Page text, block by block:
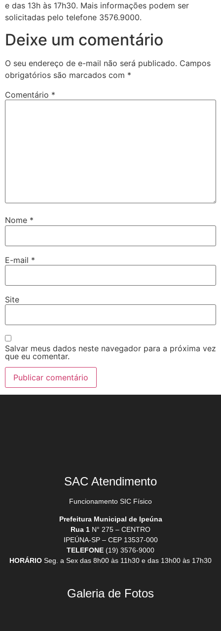
e das 13h às 17h30. Mais informações podem ser
solicitadas pelo telefone 3576.9000.
Deixe um comentário
O seu endereço de e-mail não será publicado. Campos
obrigatórios são marcados com *
Comentário *
Nome *
E-mail *
Site
Salvar meus dados neste navegador para a próxima vez
que eu comentar.
SAC Atendimento
Funcionamento SIC Físico
Prefeitura Municipal de Ipeúna
Rua 1 N° 275 – CENTRO
IPEÚNA-SP – CEP 13537-000
TELEFONE (19) 3576-9000
HORÁRIO Seg. a Sex das 8h00 às 11h30 e das 13h00 às 17h30
Galeria de Fotos